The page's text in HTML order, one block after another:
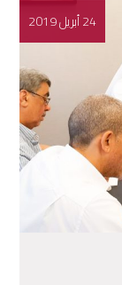
24 أبريل 2019